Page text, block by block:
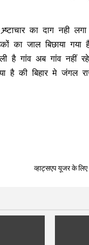
का दाग नही
का जाल बिछाया
है गांव अब गांव नहीं
की बिहार मे जंगल
व्हाट्सएप यूजर के